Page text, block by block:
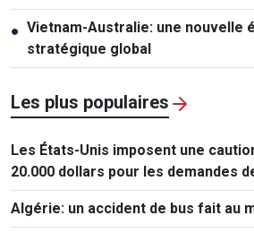
● Vietnam-Australie: une nouvelle
stratégique global
Les plus populaires
Les États-Unis imposent une
20.000 dollars pour les demandes
ressortissants de 50 pays
Algérie: un accident de bus fait au